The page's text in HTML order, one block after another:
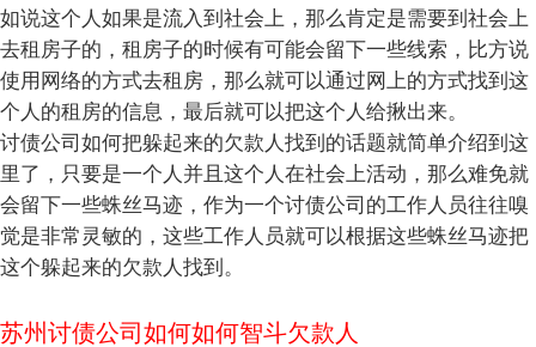
如说这个人如果是流入到社会上，那么肯定是需要到社会上
去租房子的，租房子的时候有可能会留下一些线索，比方说
使用网络的方式去租房，那么就可以通过网上的方式找到这
个人的租房的信息，最后就可以把这个人给揪出来。
讨债公司如何把躲起来的欠款人找到的话题就简单介绍到这
里了，只要是一个人并且这个人在社会上活动，那么难免就
会留下一些蛛丝马迹，作为一个讨债公司的工作人员往往嗅
觉是非常灵敏的，这些工作人员就可以根据这些蛛丝马迹把
这个躲起来的欠款人找到。
苏州讨债公司如何如何智斗欠款人